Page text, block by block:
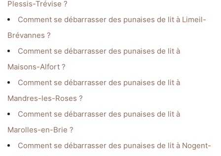
Plessis-Trévise ?
Comment se débarrasser des punaises de lit à Limeil-
Brévannes ?
Comment se débarrasser des punaises de lit à
Maisons-Alfort ?
Comment se débarrasser des punaises de lit à
Mandres-les-Roses ?
Comment se débarrasser des punaises de lit à
Marolles-en-Brie ?
Comment se débarrasser des punaises de lit à Nogent-